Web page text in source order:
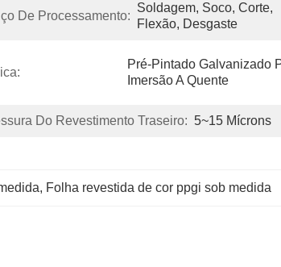
De Processamento:
Soldagem, Soco, Corte,
Flexão, Desgaste
Pré-Pintado Galvanizado
Imersão A Quente
Do Revestimento Traseiro: 5~15 Mícrons
, Folha revestida de cor ppgi sob medida